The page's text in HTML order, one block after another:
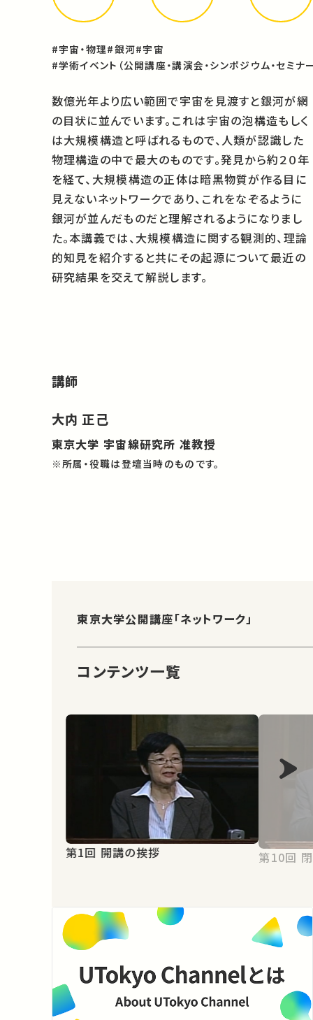
#宇宙・物理#銀河#宇宙
#学術イベント（公開講座・講演会・シンポジウム・セミナ
数億光年より広い範囲で宇宙を見渡すと銀河が網
の目状に並んでいます。これは宇宙の泡構造もしく
は大規模構造と呼ばれるもので、人類が認識した
物理構造の中で最大のものです。発見から約２０年
を経て、大規模構造の正体は暗黒物質が作る目に
見えないネットワークであり、これをなぞるように
銀河が並んだものだと理解されるようになりまし
た。本講義では、大規模構造に関する観測的、理論
的知見を紹介すると共にその起源について最近の
研究結果を交えて解説します。
講師
大内 正己
東京大学 宇宙線研究所 准教授
※所属・役職は登壇当時のものです。
東京大学公開講座「ネットワーク」
コンテンツ一覧
第1回 開講の挨拶 第